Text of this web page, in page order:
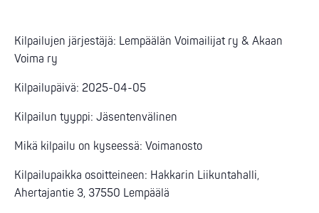
Kilpailujen järjestäjä: Lempäälän Voimailijat ry & Akaan
Voima ry
Kilpailupäivä: 2025-04-05
Kilpailun tyyppi: Jäsentenvälinen
Mikä kilpailu on kyseessä: Voimanosto
Kilpailupaikka osoitteineen: Hakkarin Liikuntahalli,
Ahertajantie 3, 37550 Lempäälä